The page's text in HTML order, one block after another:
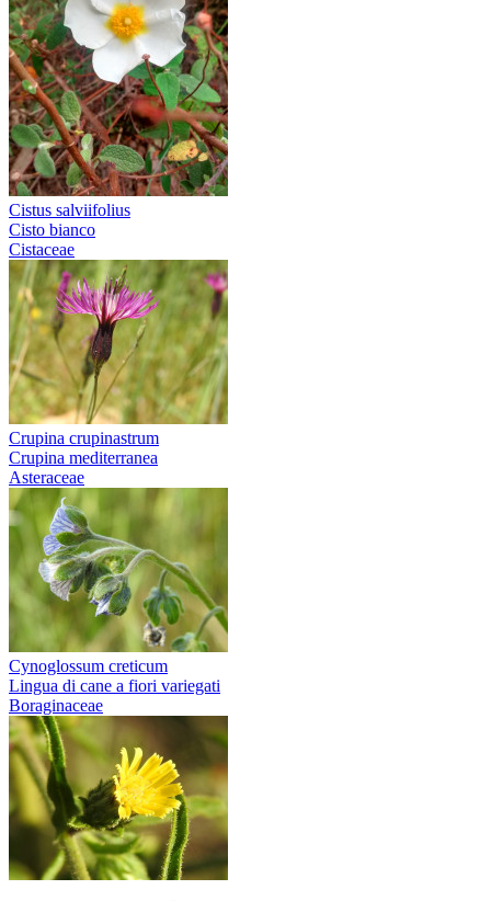
Cistus salviifolius
Cisto bianco
Cistaceae
Crupina crupinastrum
Crupina mediterranea
Asteraceae
Cynoglossum creticum
Lingua di cane a fiori variegati
Boraginaceae